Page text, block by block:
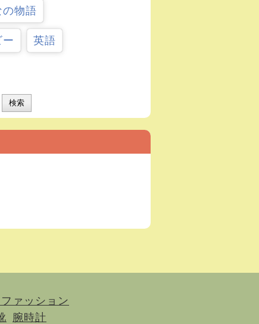
の物語
ー 英語
検索
ァッション
腕時計